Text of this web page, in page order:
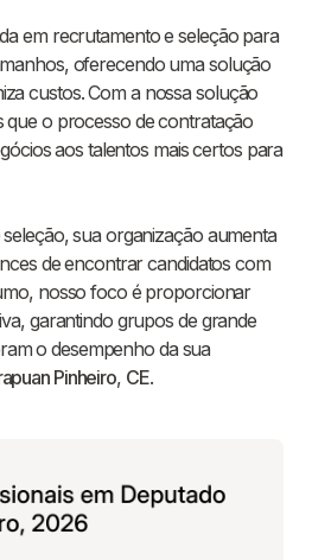
em recrutamento e seleção para
oferecendo uma solução
custos. Com a nossa solução
que o processo de contratação
aos talentos mais certos para
sua organização aumenta
de encontrar candidatos com
nosso foco é proporcionar
garantindo grupos de grande
o desempenho da sua
Pinheiro, CE.